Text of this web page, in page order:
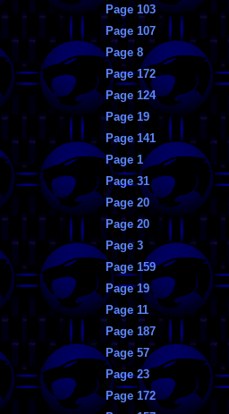
Page 103
Page 107
Page 8
Page 172
Page 124
Page 19
Page 141
Page 1
Page 31
Page 20
Page 20
Page 3
Page 159
Page 19
Page 11
Page 187
Page 57
Page 23
Page 172